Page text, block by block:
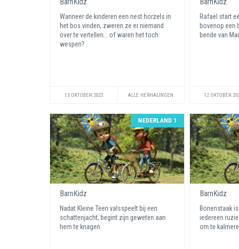
Wanneer de kinderen een nest horzels in
het bos vinden, zweren ze er niemand
over te vertellen... of waren het toch
wespen?
13 OKTOBER 2023 ALLE HERHALINGEN
Rafaël start
bovenop een
bende van
12 OKTOBER
NEDERLAND 1
BarnKidz
Nadat Kleine Teen valsspeelt bij een
schattenjacht, begint zijn geweten aan
hem te knagen.
BarnKidz
Bonenstaak
iedereen
om te